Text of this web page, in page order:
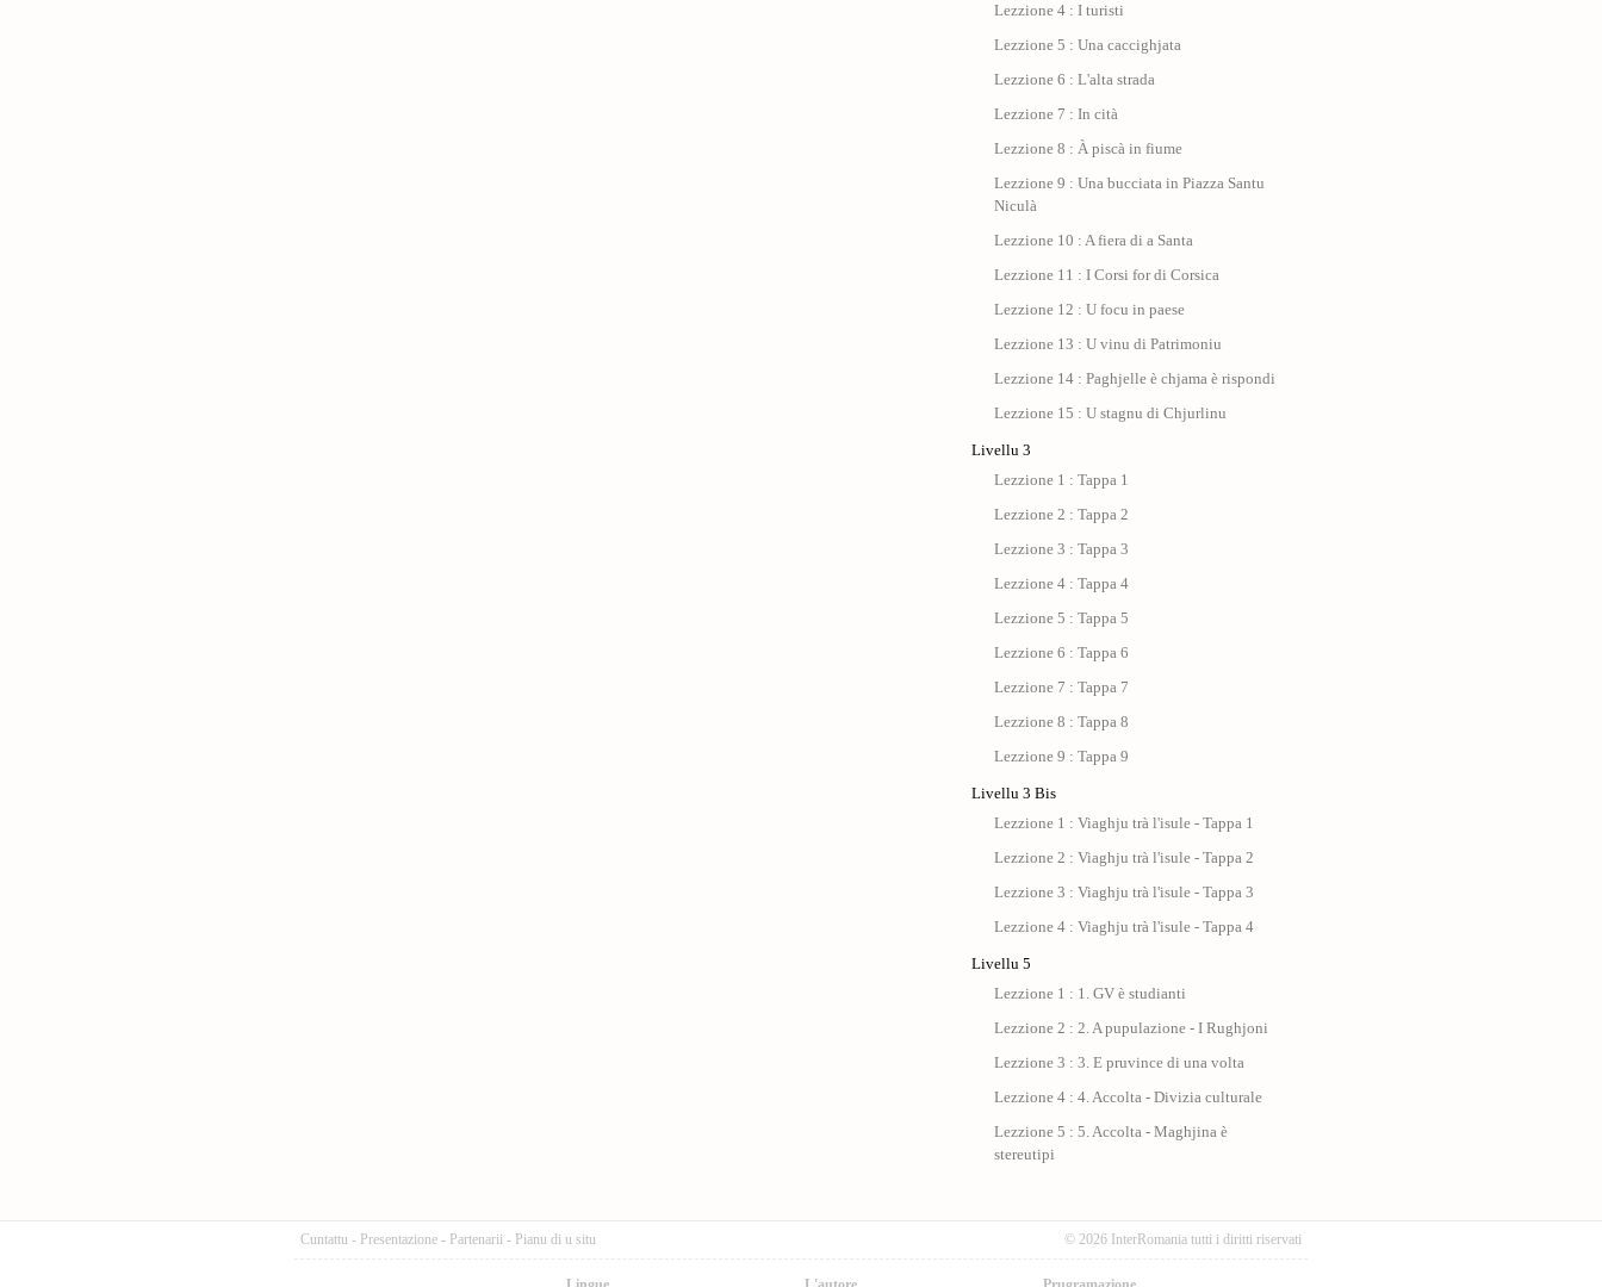
Lezzione 4 : I turisti
Lezzione 5 : Una caccighjata
Lezzione 6 : L'alta strada
Lezzione 7 : In cità
Lezzione 8 : À piscà in fiume
Lezzione 9 : Una bucciata in Piazza Santu
Niculà
Lezzione 10 : A fiera di a Santa
Lezzione 11 : I Corsi for di Corsica
Lezzione 12 : U focu in paese
Lezzione 13 : U vinu di Patrimoniu
Lezzione 14 : Paghjelle è chjama è rispondi
Lezzione 15 : U stagnu di Chjurlinu
Livellu 3
Lezzione 1 : Tappa 1
Lezzione 2 : Tappa 2
Lezzione 3 : Tappa 3
Lezzione 4 : Tappa 4
Lezzione 5 : Tappa 5
Lezzione 6 : Tappa 6
Lezzione 7 : Tappa 7
Lezzione 8 : Tappa 8
Lezzione 9 : Tappa 9
Livellu 3 Bis
Lezzione 1 : Viaghju trà l'isule - Tappa 1
Lezzione 2 : Viaghju trà l'isule - Tappa 2
Lezzione 3 : Viaghju trà l'isule - Tappa 3
Lezzione 4 : Viaghju trà l'isule - Tappa 4
Livellu 5
Lezzione 1 : 1. GV è studianti
Lezzione 2 : 2. A pupulazione - I Rughjoni
Lezzione 3 : 3. E pruvince di una volta
Lezzione 4 : 4. Accolta - Divizia culturale
Lezzione 5 : 5. Accolta - Maghjina è
stereutipi
Cuntattu - Presentazione - Partenarii - Pianu di u situ © 2026 InterRomania tutti i diritti riservati